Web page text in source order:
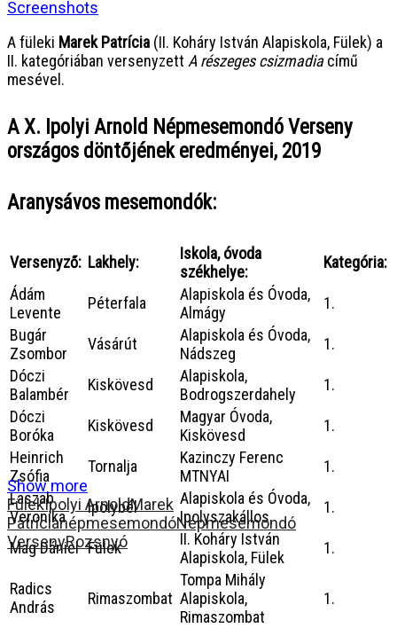
Screenshots
A füleki Marek Patrícia (II. Koháry István Alapiskola, Fülek) a
II. kategóriában versenyzett A részeges csizmadiacímű
mesével.
A X. Ipolyi Arnold Népmesemondó Verseny
országos döntőjének eredményei, 2019
Aranysávos mesemondók:
Versenyző: Lakhely:
Iskola, óvoda
székhelye:
Kategória:
Ádám
Levente
Péterfala
Alapiskola és Óvoda,
Almágy
1.
Bugár
Zsombor
Vásárút
Alapiskola és Óvoda,
Nádszeg
1.
Dóczi
Balambér
Kiskövesd
Alapiskola,
Bodrogszerdahely
1.
Dóczi
Boróka
Kiskövesd
Magyar Óvoda,
Kiskövesd
1.
Heinrich
Zsófia
Tornalja
Kazinczy Ferenc
MTNYAI
1.
Laszab
Veronika
Ipolybél
Alapiskola és Óvoda,
Ipolyszakállos
1.
Mag Dániel Fülek
II. Koháry István
Alapiskola, Fülek
1.
Radics
András
Rimaszombat
Tompa Mihály
Alapiskola,
Rimaszombat
1.
Show more
FülekIpolyi ArnoldMarek
PatrícianépmesemondóNépmesemondó
VersenyRozsnyó